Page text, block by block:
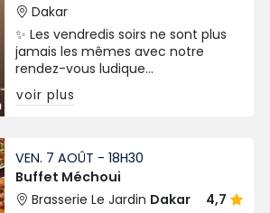
Dakar
✨ Les vendredis soirs ne sont plus
jamais les mêmes avec notre
rendez-vous ludique
incontournable.
voir plus
VEN. 7 AOÛT - 18H30
Buffet Méchoui
Brasserie Le Jardin Dakar
4,7